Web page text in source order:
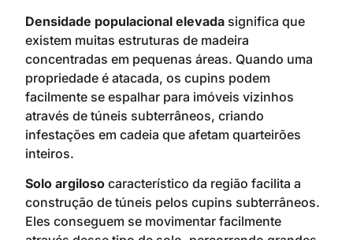
Densidade populacional elevada significa que
existem muitas estruturas de madeira
concentradas em pequenas áreas. Quando uma
propriedade é atacada, os cupins podem
facilmente se espalhar para imóveis vizinhos
através de túneis subterrâneos, criando
infestações em cadeia que afetam quarteirões
inteiros.
Solo argiloso característico da região facilita a
construção de túneis pelos cupins subterrâneos.
Eles conseguem se movimentar facilmente